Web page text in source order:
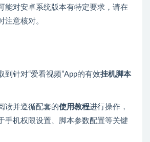
能对安卓系统版本有特定要求，请在
注意核对。
到针对“爱看视频”App的有效挂机脚本
读并遵循配套的使用教程进行操作，
手机权限设置、脚本参数配置等关键